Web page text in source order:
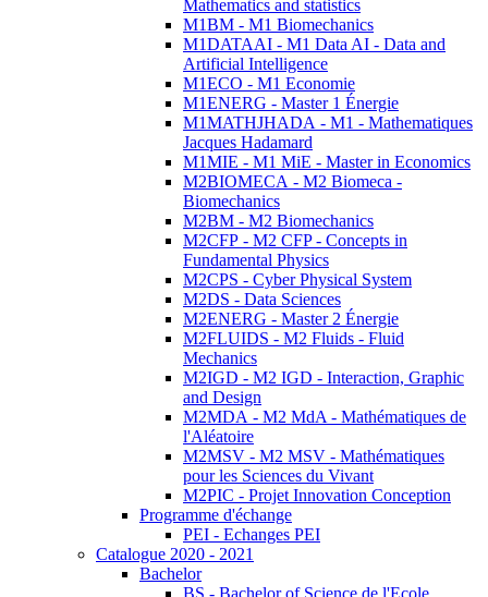
Mathematics and statistics
M1BM - M1 Biomechanics
M1DATAAI - M1 Data AI - Data and
Artificial Intelligence
M1ECO - M1 Economie
M1ENERG - Master 1 Énergie
M1MATHJHADA - M1 - Mathematiques
Jacques Hadamard
M1MIE - M1 MiE - Master in Economics
M2BIOMECA - M2 Biomeca -
Biomechanics
M2BM - M2 Biomechanics
M2CFP - M2 CFP - Concepts in
Fundamental Physics
M2CPS - Cyber Physical System
M2DS - Data Sciences
M2ENERG - Master 2 Énergie
M2FLUIDS - M2 Fluids - Fluid
Mechanics
M2IGD - M2 IGD - Interaction, Graphic
and Design
M2MDA - M2 MdA - Mathématiques de
l'Aléatoire
M2MSV - M2 MSV - Mathématiques
pour les Sciences du Vivant
M2PIC - Projet Innovation Conception
Programme d'échange
PEI - Echanges PEI
Catalogue 2020 - 2021
Bachelor
BS - Bachelor of Science de l'Ecole